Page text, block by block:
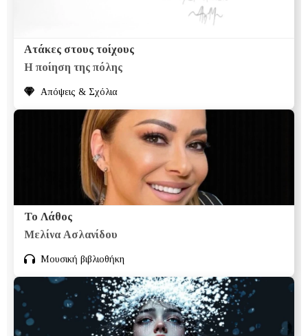
Ατάκες στους τοίχους
Η ποίηση της πόλης
Απόψεις & Σχόλια
Το Λάθος
Μελίνα Ασλανίδου
Μουσική βιβλιοθήκη